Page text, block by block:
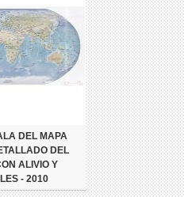
DEL MAPA
DEL
ALIVIO Y
- 2010